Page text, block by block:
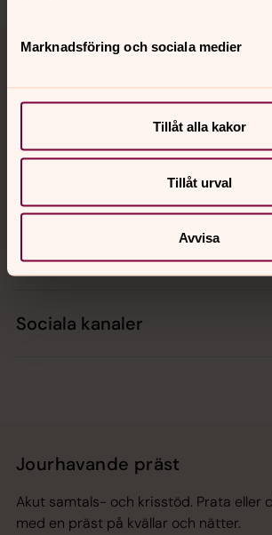
Marknadsföring och sociala medier
Tillåt alla kakor
Tillåt urval
Avvisa
Hitta snabbt
Sociala kanaler
Jourhavande präst
Akut samtals- och krisstöd. Prata eller
med en präst på kvällar och nätter.